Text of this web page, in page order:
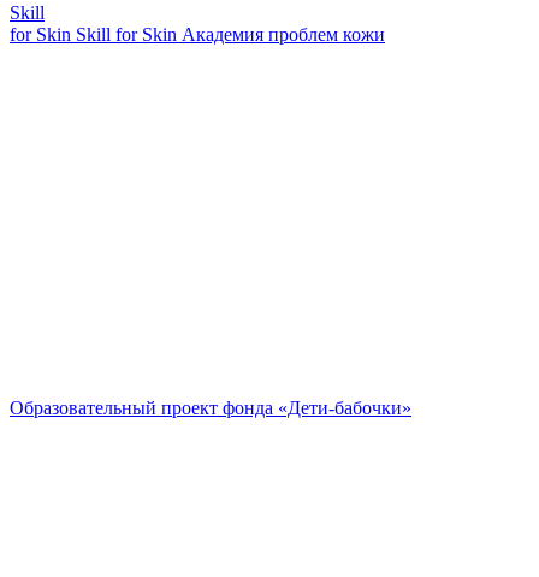
Skill
for Skin Skill for Skin Академия проблем кожи
Образовательный проект фонда «Дети-бабочки»